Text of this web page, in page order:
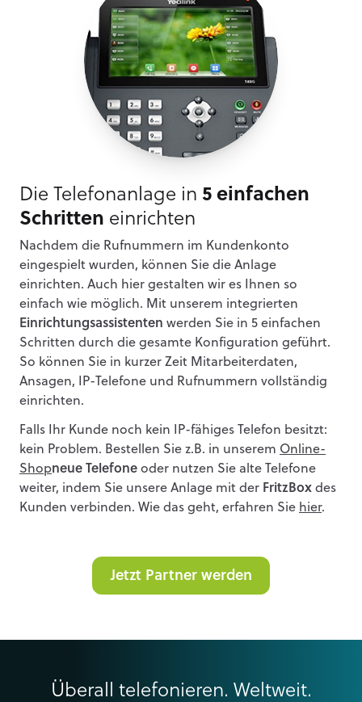
Die Telefonanlage in 5 einfachen
Schritten einrichten
Nachdem die Rufnummern im Kundenkonto
eingespielt wurden, können Sie die Anlage
einrichten. Auch hier gestalten wir es Ihnen so
einfach wie möglich. Mit unserem integrierten
Einrichtungsassistenten werden Sie in 5 einfachen
Schritten durch die gesamte Konfiguration geführt.
So können Sie in kurzer Zeit Mitarbeiterdaten,
Ansagen, IP-Telefone und Rufnummern vollständig
einrichten.
Falls Ihr Kunde noch kein IP-fähiges Telefon besitzt:
kein Problem. Bestellen Sie z.B. in unserem Online-
Shopneue Telefone oder nutzen Sie alte Telefone
weiter, indem Sie unsere Anlage mit der FritzBox des
Kunden verbinden. Wie das geht, erfahren Sie hier.
Jetzt Partner werden
Überall telefonieren. Weltweit.